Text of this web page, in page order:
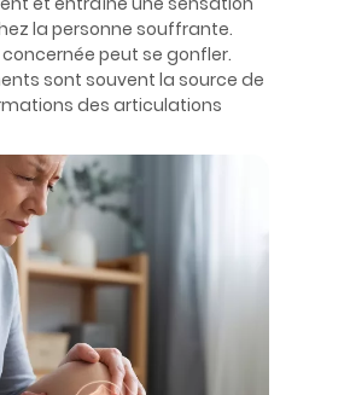
la personne souffrante.
concernée peut se gonfler.
sont souvent la source de
des articulations